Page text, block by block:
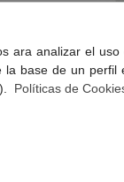
SOS
ara analizar el
la base de un
Políticas de